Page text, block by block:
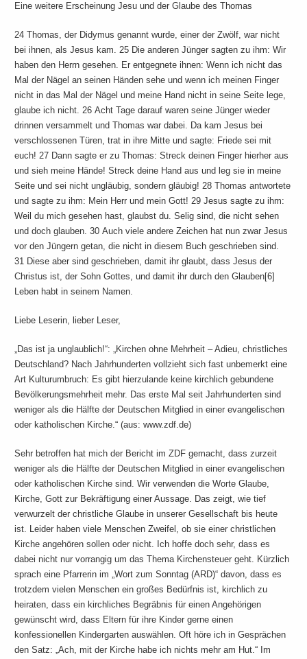
Eine weitere Erscheinung Jesu und der Glaube des Thomas
24 Thomas, der Didymus genannt wurde, einer der Zwölf, war nicht
bei ihnen, als Jesus kam. 25 Die anderen Jünger sagten zu ihm: Wir
haben den Herrn gesehen. Er entgegnete ihnen: Wenn ich nicht das
Mal der Nägel an seinen Händen sehe und wenn ich meinen Finger
nicht in das Mal der Nägel und meine Hand nicht in seine Seite lege,
glaube ich nicht. 26 Acht Tage darauf waren seine Jünger wieder
drinnen versammelt und Thomas war dabei. Da kam Jesus bei
verschlossenen Türen, trat in ihre Mitte und sagte: Friede sei mit
euch! 27 Dann sagte er zu Thomas: Streck deinen Finger hierher aus
und sieh meine Hände! Streck deine Hand aus und leg sie in meine
Seite und sei nicht ungläubig, sondern gläubig! 28 Thomas antwortete
und sagte zu ihm: Mein Herr und mein Gott! 29 Jesus sagte zu ihm:
Weil du mich gesehen hast, glaubst du. Selig sind, die nicht sehen
und doch glauben. 30 Auch viele andere Zeichen hat nun zwar Jesus
vor den Jüngern getan, die nicht in diesem Buch geschrieben sind.
31 Diese aber sind geschrieben, damit ihr glaubt, dass Jesus der
Christus ist, der Sohn Gottes, und damit ihr durch den Glauben[6]
Leben habt in seinem Namen.
Liebe Leserin, lieber Leser,
„Das ist ja unglaublich!“: „Kirchen ohne Mehrheit – Adieu, christliches
Deutschland? Nach Jahrhunderten vollzieht sich fast unbemerkt eine
Art Kulturumbruch: Es gibt hierzulande keine kirchlich gebundene
Bevölkerungsmehrheit mehr. Das erste Mal seit Jahrhunderten sind
weniger als die Hälfte der Deutschen Mitglied in einer evangelischen
oder katholischen Kirche.“ (aus: www.zdf.de)
Sehr betroffen hat mich der Bericht im ZDF gemacht, dass zurzeit
weniger als die Hälfte der Deutschen Mitglied in einer evangelischen
oder katholischen Kirche sind. Wir verwenden die Worte Glaube,
Kirche, Gott zur Bekräftigung einer Aussage. Das zeigt, wie tief
verwurzelt der christliche Glaube in unserer Gesellschaft bis heute
ist. Leider haben viele Menschen Zweifel, ob sie einer christlichen
Kirche angehören sollen oder nicht. Ich hoffe doch sehr, dass es
dabei nicht nur vorrangig um das Thema Kirchensteuer geht. Kürzlich
sprach eine Pfarrerin im „Wort zum Sonntag (ARD)“ davon, dass es
trotzdem vielen Menschen ein großes Bedürfnis ist, kirchlich zu
heiraten, dass ein kirchliches Begräbnis für einen Angehörigen
gewünscht wird, dass Eltern für ihre Kinder gerne einen
konfessionellen Kindergarten auswählen. Oft höre ich in Gesprächen
den Satz: „Ach, mit der Kirche habe ich nichts mehr am Hut.“ Im